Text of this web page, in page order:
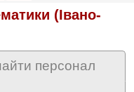
(Івано-
персонал